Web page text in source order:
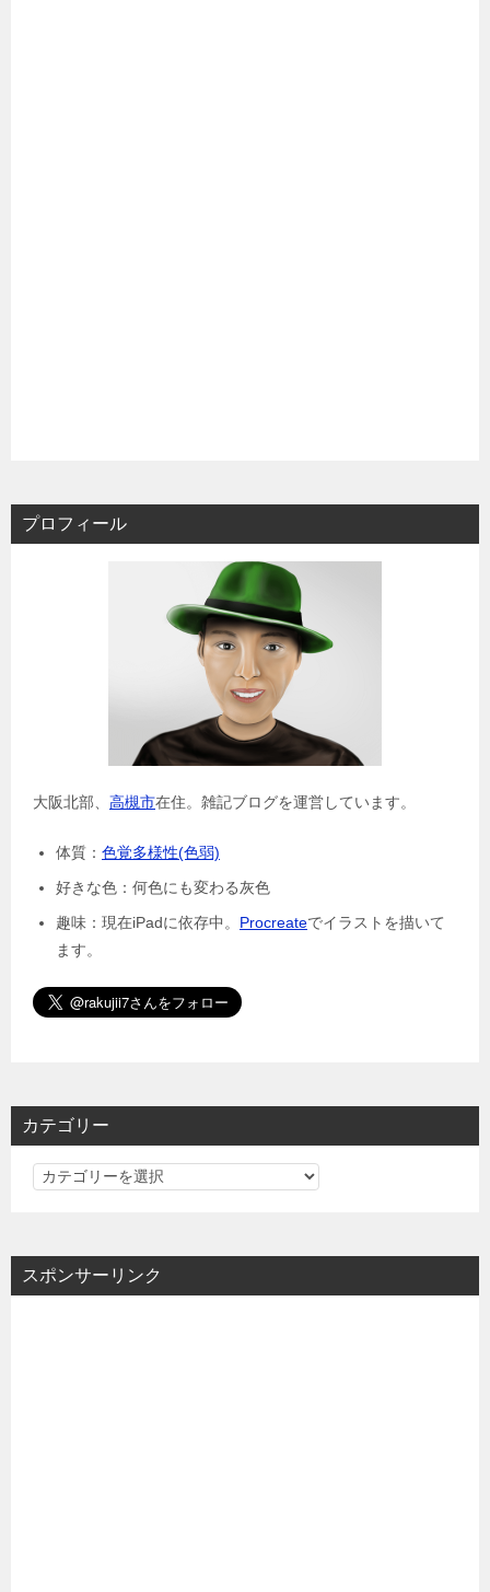
プロフィール
大阪北部、 高槻市在住。雑記ブログを運営しています。
体質： 色覚多様性(色弱)
好きな色：何色にも変わる灰色
趣味：現在iPadに依存中。 Procreateでイラストを描いて
ます。
カテゴリー
カ
リ
ー
スポンサーリンク